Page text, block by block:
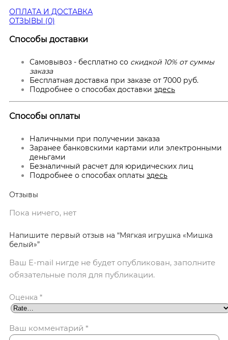
ОПЛАТА И ДОСТАВКА
ОТЗЫВЫ (0)
Способы доставки
Самовывоз - бесплатно со скидкой 10% от суммы
заказа
Бесплатная доставка при заказе от 7000 руб.
Подробнее о способах доставки здесь
Способы оплаты
Наличными при получении заказа
Заранее банковскими картами или электронными
деньгами
Безналичный расчет для юридических лиц
Подробнее о способах оплаты здесь
Отзывы
Пока ничего, нет
Напишите первый отзыв на “Мягкая игрушка «Мишка
белый»”
Ваш E-mail нигде не будет опубликован, заполните
обязательные поля для публикации.
Оценка *
Ваш комментарий *